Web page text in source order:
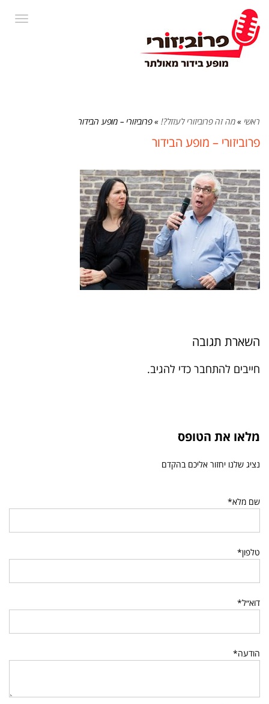
ראשי » מה זה פרוביזורי לעזזל?! » פרוביזורי – מופע הבידור
פרוביזורי – מופע הבידור
השארת תגובה
חייבים להתחבר כדי להגיב.
מלאו את הטופס
נציג שלנו יחזור אליכם בהקדם
שם מלא*
טלפון*
דוא״ל*
הודעה*